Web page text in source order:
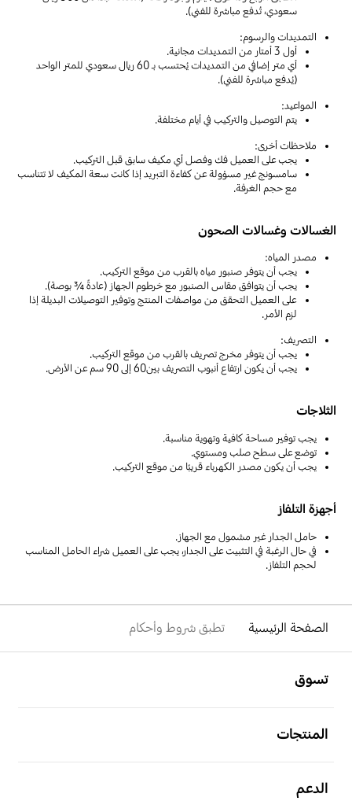
سعودي، تُدفع مباشرة للفني).
التمديدات والرسوم:
أول 3 أمتار من التمديدات مجانية.
أي متر إضافي من التمديدات يُحتسب بـ 60 ريال سعودي للمتر الواحد
(يُدفع مباشرة للفني).
المواعيد:
يتم التوصيل والتركيب في أيام مختلفة.
ملاحظات أخرى:
يجب على العميل فك وفصل أي مكيف سابق قبل التركيب.
سامسونج غير مسؤولة عن كفاءة التبريد إذا كانت سعة المكيف لا تتناسب
مع حجم الغرفة.
الغسالات وغسالات الصحون
مصدر المياه:
يجب أن يتوفر صنبور مياه بالقرب من موقع التركيب.
يجب أن يتوافق مقاس الصنبور مع خرطوم الجهاز (عادةً ¾ بوصة).
على العميل التحقق من مواصفات المنتج وتوفير التوصيلات البديلة إذا
لزم الأمر.
التصريف:
يجب أن يتوفر مخرج تصريف بالقرب من موقع التركيب.
يجب أن يكون ارتفاع أنبوب التصريف بين60 إلى 90 سم عن الأرض.
الثلاجات
يجب توفير مساحة كافية وتهوية مناسبة.
توضع على سطح صلب ومستوي.
يجب أن يكون مصدر الكهرباء قريبًا من موقع التركيب.
أجهزة التلفاز
حامل الجدار غير مشمول مع الجهاز.
في حال الرغبة في التثبيت على الجدار، يجب على العميل شراء الحامل المناسب
لحجم التلفاز.
الصفحة الرئيسية تطبق شروط وأحكام
تسوق
المنتجات
الدعم